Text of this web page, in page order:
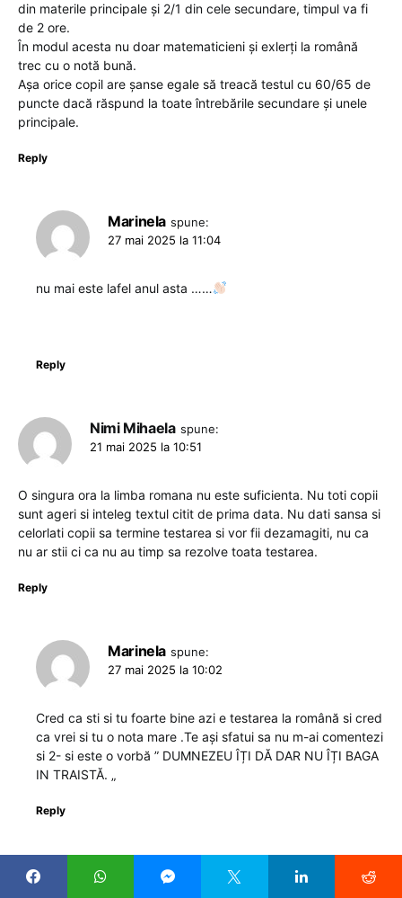
din materile principale și 2/1 din cele secundare, timpul va fi
de 2 ore.
În modul acesta nu doar matematicieni și exlerți la română
trec cu o notă bună.
Așa orice copil are șanse egale să treacă testul cu 60/65 de
puncte dacă răspund la toate întrebările secundare și unele
principale.
Reply
Marinela spune:
27 mai 2025 la 11:04
nu mai este lafel anul asta ……
Reply
Nimi Mihaela spune:
21 mai 2025 la 10:51
O singura ora la limba romana nu este suficienta. Nu toti copii
sunt ageri si inteleg textul citit de prima data. Nu dati sansa si
celorlati copii sa termine testarea si vor fii dezamagiti, nu ca
nu ar stii ci ca nu au timp sa rezolve toata testarea.
Reply
Marinela spune:
27 mai 2025 la 10:02
Cred ca sti si tu foarte bine azi e testarea la română si cred
ca vrei si tu o nota mare .Te ași sfatui sa nu m-ai comentezi
si 2- si este o vorbă ” DUMNEZEU ÎȚI DĂ DAR NU ÎȚI BAGA
IN TRAISTĂ. „
Reply
Anghel
spune: